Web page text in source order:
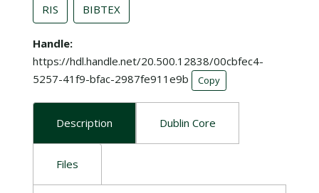
RIS
BIBTEX
Handle
https://hdl.handle.net/20.500.12838/00cbfec4-
5257-41f9-bfac-2987fe911e9b
Copy
Description Dublin Core
Files